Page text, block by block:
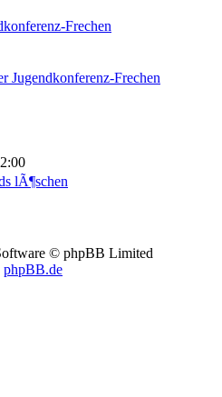
Frechen
Frechen
lÃ¶schen
© phpBB Limited
phpBB.de